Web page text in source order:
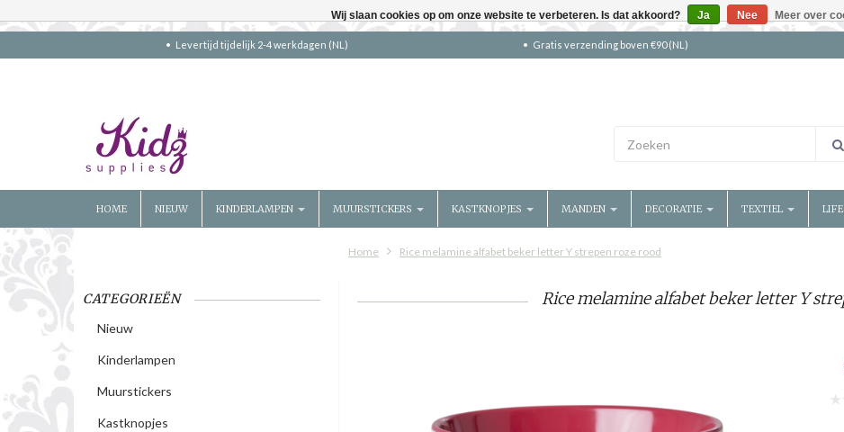
Levertijd tijdelijk 2-4 werkdagen (NL) Gratis verzending boven €90 (NL)
HOME NIEUW KINDERLAMPEN MUURSTICKERS KASTKNOPJES MANDEN DECORATIE TEXTIEL
Home Rice melamine alfabet beker letter Y strepen roze rood
CATEGORIEËN
Nieuw
Kinderlampen
Muurstickers
Kastknopjes
Rice melamine alfabet beker letter Y
Wij slaan cookies op om onze website te verbeteren. Is dat akkoord? Ja Nee Meer over